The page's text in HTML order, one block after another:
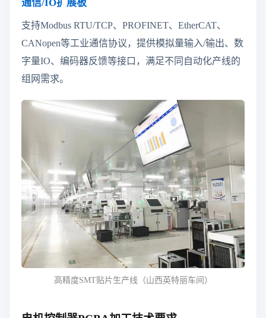
通信/IO扩展板
支持Modbus RTU/TCP、PROFINET、EtherCAT、
CANopen等工业通信协议，提供模拟量输入/输出、数
字量IO、编码器反馈等接口，满足不同自动化产线的
组网需求。
高精度SMT贴片生产线（山西英特丽车间）